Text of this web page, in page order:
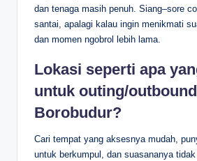
dan tenaga masih penuh. Siang–sore
santai, apalagi kalau ingin menikmati
dan momen ngobrol lebih lama.
Lokasi seperti apa
untuk outing/
Borobudur?
Cari tempat yang aksesnya mudah,
untuk berkumpul, dan suasananya